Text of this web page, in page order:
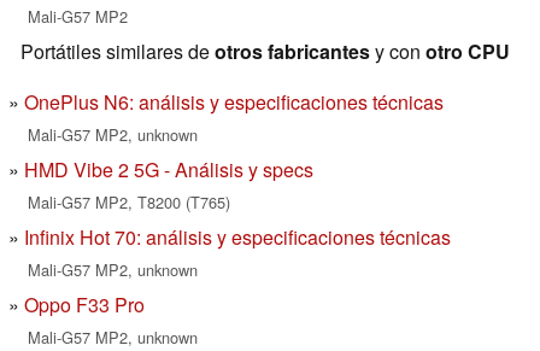
Mali-G57 MP2
Portátiles similares deotros fabricantesy con otro CPU
OnePlus N6: análisis y especificaciones técnicas
Mali-G57 MP2, unknown
HMD Vibe 2 5G - Análisis y specs
Mali-G57 MP2, T8200 (T765)
Infinix Hot 70: análisis y especificaciones técnicas
Mali-G57 MP2, unknown
Oppo F33 Pro
Mali-G57 MP2, unknown